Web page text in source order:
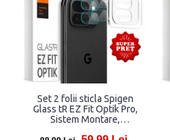
Set 2 folii sticla Spigen
Glass tR EZ Fit Optik Pro,
Sistem Montare,